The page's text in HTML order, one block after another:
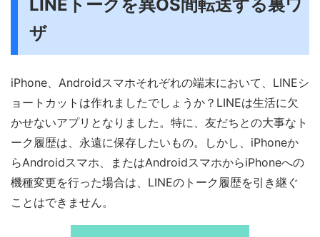
LINEトークを異OS間転送する裏ワ
ザ
iPhone、Androidスマホそれぞれの端末において、LINEシ
ョートカットは作れましたでしょうか？LINEは生活に欠
かせないアプリとなりました。特に、友だちとの大事なト
ーク履歴は、永遠に保存したいもの。しかし、iPhoneか
らAndroidスマホ、またはAndroidスマホからiPhoneへの
機種変更を行った場合は、LINEのトーク履歴を引き継ぐ
ことはできません。